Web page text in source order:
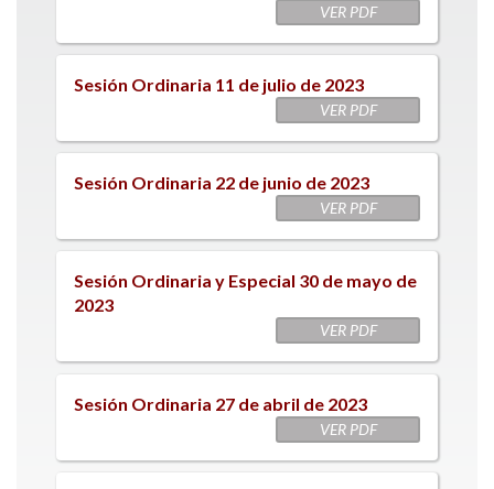
VER PDF
Sesión Ordinaria 11 de julio de 2023
VER PDF
Sesión Ordinaria 22 de junio de 2023
VER PDF
Sesión Ordinaria y Especial 30 de mayo de
2023
VER PDF
Sesión Ordinaria 27 de abril de 2023
VER PDF